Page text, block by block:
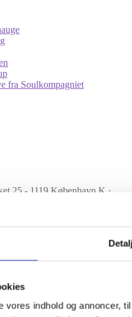
vores indhold og annoncer,
fra Soulkompagniet
25 - 1119 København K ·
· CVR: 37469092